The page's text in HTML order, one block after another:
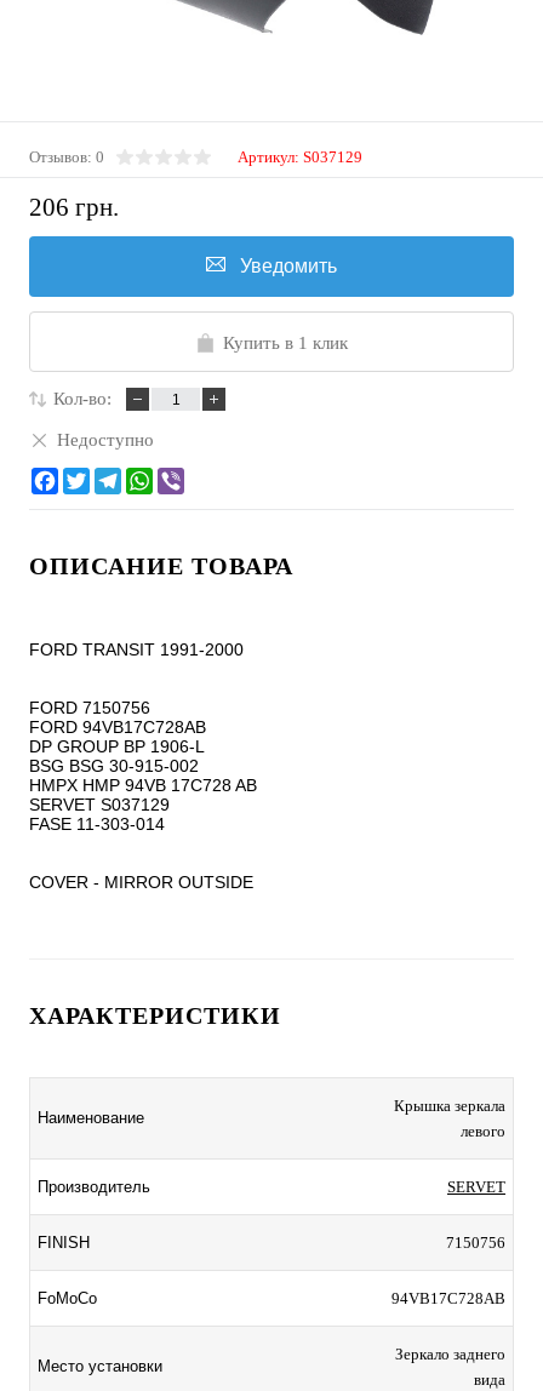
Отзывов: 0 Артикул: S037129
206 грн.
Уведомить
Купить в 1 клик
Кол-во:
Недоступно
ОПИСАНИЕ ТОВАРА
FORD TRANSIT 1991-2000
FORD 7150756
FORD 94VB17C728AB
DP GROUP BP 1906-L
BSG BSG 30-915-002
HMPX HMP 94VB 17C728 AB
SERVET S037129
FASE 11-303-014
COVER - MIRROR OUTSIDE
ХАРАКТЕРИСТИКИ
Наименование
Крышка зеркала
левого
Производитель SERVET
FINISH 7150756
FoMoCo 94VB17C728AB
Место установки
Зеркало заднего
вида